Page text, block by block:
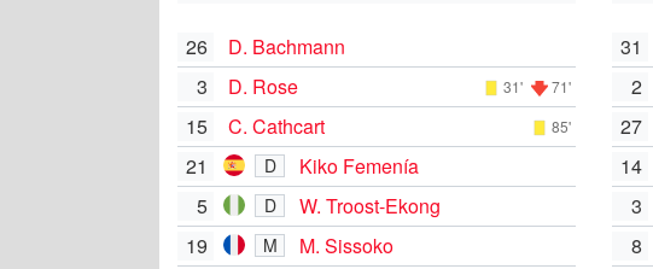
26
D. Bachmann
3
D. Rose 31' 71'
15 C. Cathcart 85'
21 D
Kiko Femenía
5
D
W. Troost-Ekong
19
M
M. Sissoko
31
2
27
14
3
8